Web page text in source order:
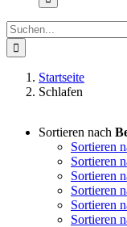
Suche
nach:
Startseite
Schlafen
Sortieren nach
Sortieren
Sortieren
Sortieren
Sortieren
Sortieren
Sortieren